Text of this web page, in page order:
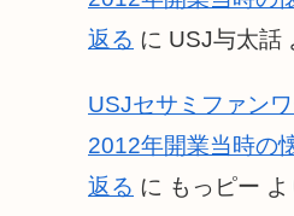
返る に USJ与太話
USJセサミファン
2012年開業当時の
返る に もっピー よ